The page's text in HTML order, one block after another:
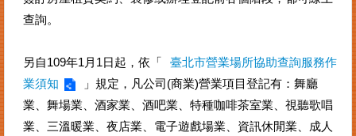
便
服
務
法
規
查詢。
另自109年1月1日起，依「
臺北市營業場所協助查詢服務作
業須知
」規定，凡公司(商業)營業項目登記有：舞廳
業、舞場業、酒家業、酒吧業、特種咖啡茶室業、視聽歌唱
業、三溫暖業、夜店業、電子遊戲場業、資訊休閒業、成人